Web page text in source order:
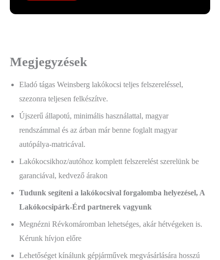
Megjegyzések
Eladó tágas Weinsberg lakókocsi teljes felszereléssel,
szezonra teljesen felkészítve.
Újszerű állapotú, minimális használattal, magyar
rendszámmal és az árban már benne foglalt magyar
autópálya-matricával.
Lakókocsikhoz/autóhoz komplett felszerelést szerelünk be
garanciával, kedvező árakon
Tudunk segíteni a lakókocsival forgalomba helyezésel, A
Lakókocsipárk-Érd partnerek vagyunk
Megnézni Révkomáromban lehetséges, akár hétvégeken is.
Kérunk hívjon előre
Lehetőséget kínálunk gépjárművek megvásárlására hosszú